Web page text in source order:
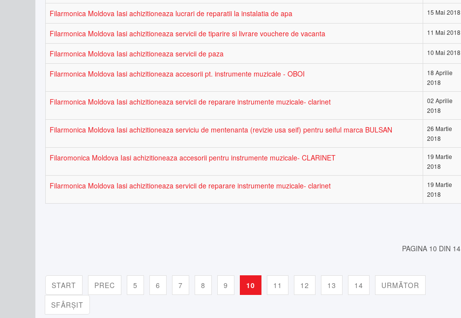
Filarmonica Moldova Iasi achizitioneaza lucrari de reparatii la instalatia de apa 15 Mai 2018
Filarmonica Moldova Iasi achizitioneaza servicii de tiparire si livrare vouchere de vacanta 11 Mai 2018
Filarmonica Moldova Iasi achizitioneaza servicii de paza 10 Mai 2018
Filarmonica Moldova Iasi achizitioneaza accesorii pt. instrumente muzicale - OBOI
18 Aprilie
2018
Filarmonica Moldova Iasi achizitioneaza servicii de reparare instrumente muzicale- clarinet
02 Aprilie
2018
Filarmonica Moldova Iasi achizitioneaza serviciu de mentenanta (revizie usa seif) pentru seiful marca BULSAN
26 Martie
2018
Filaromonica Moldova Iasi achizitioneaza accesorii pentru instrumente muzicale- CLARINET
19 Martie
2018
Filarmonica Moldova Iasi achizitioneaza servicii de reparare instrumente muzicale- clarinet
19 Martie
2018
PAGINA 10 DIN 14
START PREC 5 6 7 8 9 10 11 12 13 14
URMĂTOR
SFÂRȘIT